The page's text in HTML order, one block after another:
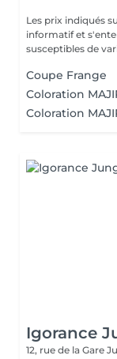
Les prix indiqués
informatif et
susceptibles de
Coupe Frange
Coloration
Coloration
Igorance
12, rue de la Gare